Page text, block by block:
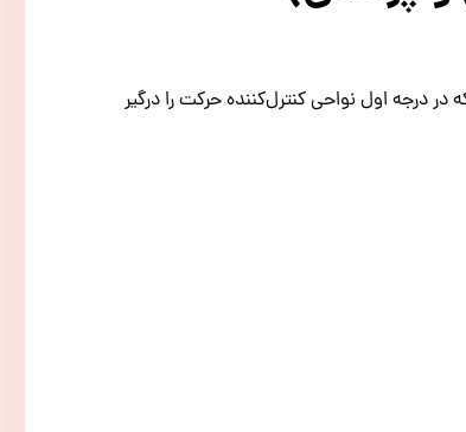
درجه اول نواحی کنترل‌کننده حرکت را درگیر